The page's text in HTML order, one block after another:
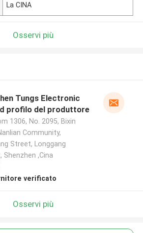
La CINA
Osservi più
Tungs Electronic
profilo del produttore
1306, No. 2095, Bixin
Community,
Street, Longgang
Shenzhen ,Cina
verificato
Osservi più